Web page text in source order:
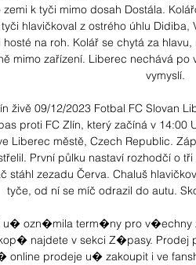
zemi k tyči mimo dosah Dostála.
hlavičkoval z ostrého úhlu Didiba,
hosté na roh. Kolář se chytá za
mimo zařízení. Liberec nechává
vymyslí.
živě 09/12/2023 Fotbal FC Slovan
proti FC Zlín, který začíná v 14:00
Liberec městě, Czech Republic.
První půlku nastaví rozhodčí o
stáhl zezadu Červa. Chaluš
tyče, od ní se míč odrazil do autu.
u� ozn�mila term�ny pro
najdete v sekci Z�pasy. Prodej
online prodeje u� zakoupit i ve